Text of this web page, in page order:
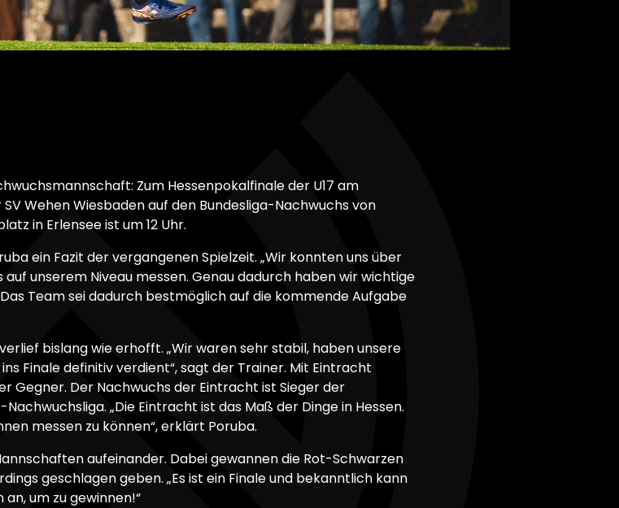
Zum Hessenpokalfinale der U17 am
Wehen Wiesbaden auf den Bundesliga-Nachwuchs von
in Erlensee ist um 12 Uhr.
ein Fazit der vergangenen Spielzeit. „Wir konnten uns über
unserem Niveau messen. Genau dadurch haben wir wichtige
Team sei dadurch bestmöglich auf die kommende Aufgabe
bislang wie erhofft. „Wir waren sehr stabil, haben unsere
Finale definitiv verdient“, sagt der Trainer. Mit Eintracht
Gegner. Der Nachwuchs der Eintracht ist Sieger der
„Die Eintracht ist das Maß der Dinge in Hessen.
messen zu können“, erklärt Poruba.
aufeinander. Dabei gewannen die Rot-Schwarzen
geschlagen geben. „Es ist ein Finale und bekanntlich kann
um zu gewinnen!“